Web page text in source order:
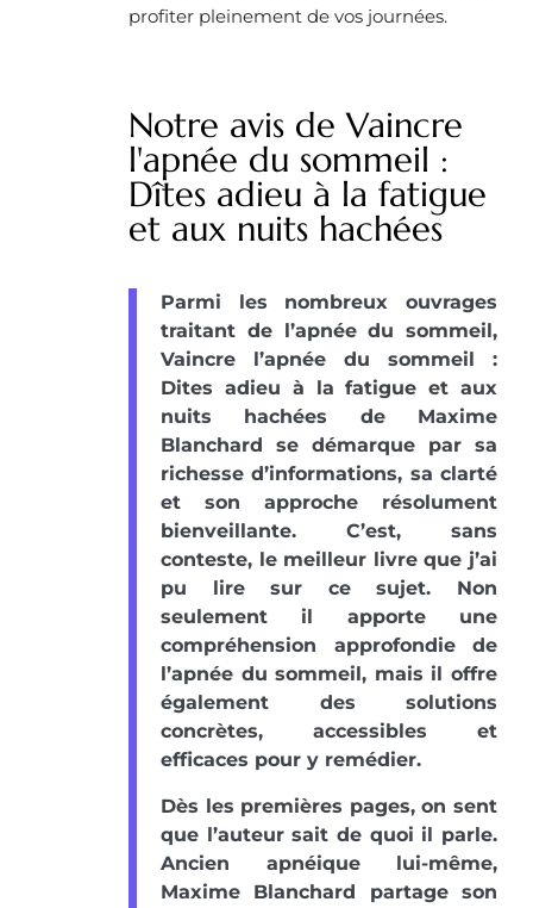
profiter pleinement de vos journées.
Notre avis de Vaincre
l'apnée du sommeil :
Dîtes adieu à la fatigue
et aux nuits hachées
Parmi les nombreux ouvrages
traitant de l’apnée du sommeil,
Vaincre l’apnée du sommeil :
Dites adieu à la fatigue et aux
nuits hachées de Maxime
Blanchard se démarque par sa
richesse d’informations, sa clarté
et son approche résolument
bienveillante. C’est, sans
conteste, le meilleur livre que j’ai
pu lire sur ce sujet. Non
seulement il apporte une
compréhension approfondie de
l’apnée du sommeil, mais il offre
également des solutions
concrètes, accessibles et
efficaces pour y remédier.
Dès les premières pages, on sent
que l’auteur sait de quoi il parle.
Ancien apnéique lui-même,
Maxime Blanchard partage son